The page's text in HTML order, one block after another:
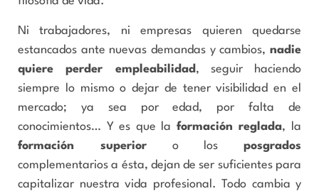
Ni trabajadores, ni empresas quieren quedarse
estancados ante nuevas demandas y cambios, nadie
quiere perder empleabilidad , seguir haciendo
siempre lo mismo o dejar de tener visibilidad en el
mercado; ya sea por edad, por falta de
conocimientos… Y es que la formación reglada, la
formación superioro los posgrados
complementarios a ésta, dejan de ser suficientes para
capitalizar nuestra vida profesional. Todo cambia y